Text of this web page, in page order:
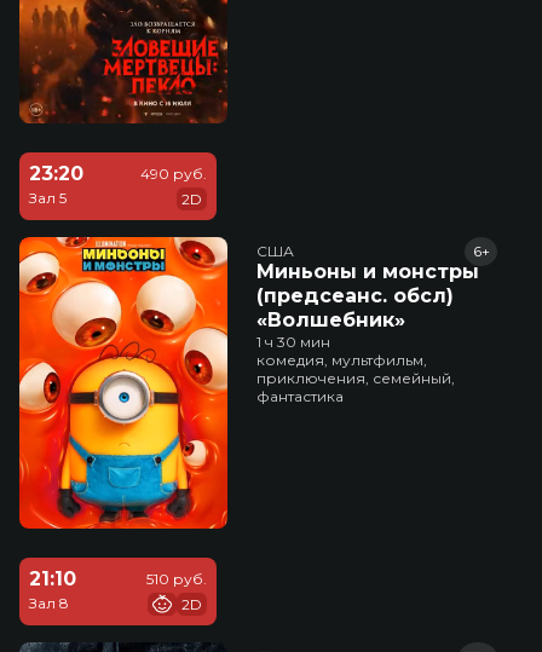
23:20
Зал 5
490 руб.
2D
США
Миньоны и монстры
(предсеанс. обсл)
«Волшебник»
6+
1 ч 30 мин
комедия, мультфильм,
приключения, семейный,
фантастика
21:10
Зал 8
510 руб.
2D